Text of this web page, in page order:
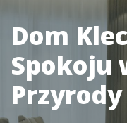
Dom
Spokoju
Przyrody